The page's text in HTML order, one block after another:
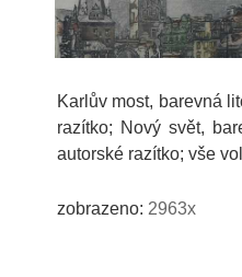
Karlův most, barevná
razítko; Nový svět,
autorské razítko; vše
zobrazeno: 2963x